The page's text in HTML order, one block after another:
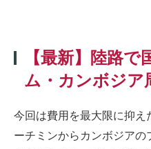
【最新】陸路
ム・カンボジア
今回は費用を最大限に抑え
ーチミンからカンボジア